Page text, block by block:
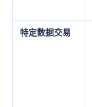
特定数据交易